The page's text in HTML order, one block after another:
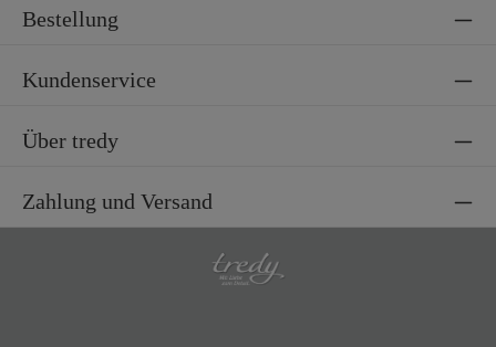
Bestellung
Kundenservice
Über tredy
Zahlung und Versand